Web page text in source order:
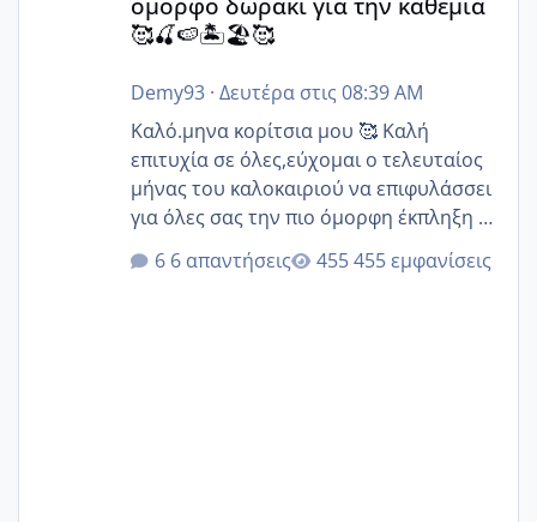
🥰🍒🍉🏝️🏖️🥰
Demy93· Δευτέρα στις 08:39 AM
Καλό.μηνα κορίτσια μου 🥰 Καλή
επιτυχία σε όλες,εύχομαι ο τελευταίος
μήνας του καλοκαιριού να επιφυλάσσει
για όλες σας την πιο όμορφη έκπληξη 🧿
@Elk @Melikara86 @Παρασκευαιδου
@Zenia z @melitiniღ @Christi.D.
6 απαντήσεις 455 εμφανίσεις